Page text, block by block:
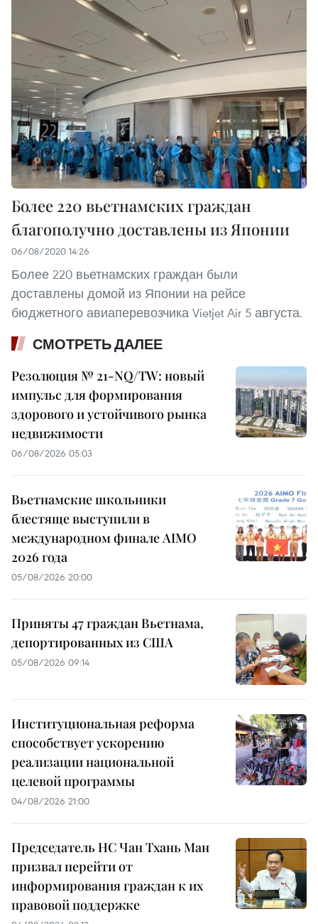
Более 220 вьетнамских граждан
благополучно доставлены из Японии
06/08/2020 14:26
Более 220 вьетнамских граждан были
доставлены домой из Японии на рейсе
бюджетного авиаперевозчика Vietjet Air 5 августа.
СМОТРЕТЬ ДАЛЕЕ
Резолюция № 21-NQ/TW: новый
импульс для формирования
здорового и устойчивого рынка
недвижимости
06/08/2026 05:03
Вьетнамские школьники
блестяще выступили в
международном финале AIMO
2026 года
05/08/2026 20:00
Приняты 47 граждан Вьетнама,
депортированных из США
05/08/2026 09:14
Институциональная реформа
способствует ускорению
реализации национальной
целевой программы
04/08/2026 21:00
Председатель НС Чан Тхань Ман
призвал перейти от
информирования граждан к их
правовой поддержке